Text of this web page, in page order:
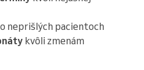
neprišlých pacientoch
kvôli zmenám